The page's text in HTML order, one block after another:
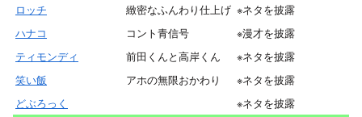
ロッチ
緻密なふんわり仕上げ ※ネタを披露
ハナコ
コント青信号
※漫才を披露
ティモンディ
前田くんと高岸くん
※ネタを披露
笑い飯
アホの無限おかわり
※ネタを披露
どぶろっく
※ネタを披露